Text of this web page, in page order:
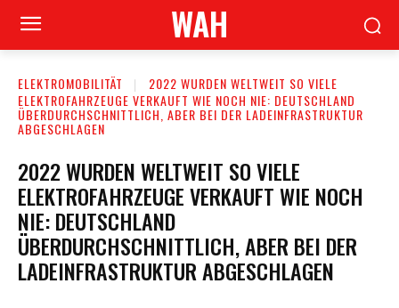
WAH
ELEKTROMOBILITÄT
2022 WURDEN WELTWEIT SO VIELE
ELEKTROFAHRZEUGE VERKAUFT WIE NOCH NIE: DEUTSCHLAND
ÜBERDURCHSCHNITTLICH, ABER BEI DER LADEINFRASTRUKTUR
ABGESCHLAGEN
2022 WURDEN WELTWEIT SO VIELE
ELEKTROFAHRZEUGE VERKAUFT WIE NOCH
NIE: DEUTSCHLAND
ÜBERDURCHSCHNITTLICH, ABER BEI DER
LADEINFRASTRUKTUR ABGESCHLAGEN